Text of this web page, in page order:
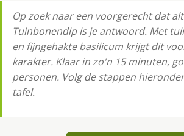
Op zoek naar een voorgerecht dat
Tuinbonendip is je antwoord. Met
en fijngehakte basilicum krijgt dit
karakter. Klaar in zo'n 15 minuten,
personen. Volg de stappen
tafel.